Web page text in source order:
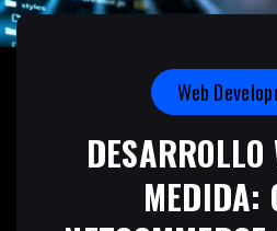
Web
MEDIDA: